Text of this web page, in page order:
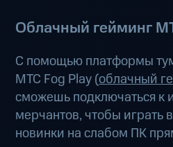
Облачный гейминг
С помощью платформы
МТС Fog Play (облачный
сможешь подключаться к
мерчантов, чтобы играть
новинки на слабом ПК